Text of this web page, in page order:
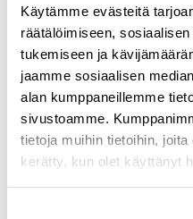
Käytämme evästeitä
räätälöimiseen,
tukemiseen ja
jaamme sosiaalisen
alan kumppaneillemme
sivustoamme.
tietoja muihin tietoihin,
kerätty, kun olet käyttänyt
Vuonna 2026 Cupore
osaamisesta ja
Arcada-
kulttuurituotannon
kulttuurialan osaamisen
tutkintoon johtavaa
tavoitteena on tarkastella,
koulutettu, miten
kulttuurialalla sekä
hetkellä tarvitaan. Lisäksi
osaamisen kehittämisen
osaamisen kehittäminen